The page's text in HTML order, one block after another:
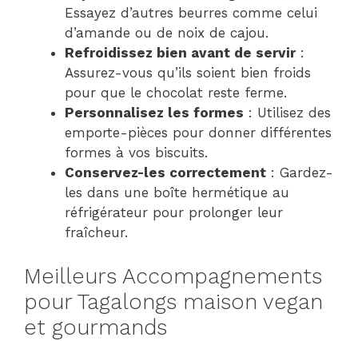
Essayez d’autres beurres comme celui
d’amande ou de noix de cajou.
Refroidissez bien avant de servir:
Assurez-vous qu’ils soient bien froids
pour que le chocolat reste ferme.
Personnalisez les formes : Utilisez des
emporte-pièces pour donner différentes
formes à vos biscuits.
Conservez-les correctement : Gardez-
les dans une boîte hermétique au
réfrigérateur pour prolonger leur
fraîcheur.
Meilleurs Accompagnements
pour Tagalongs maison vegan
et gourmands